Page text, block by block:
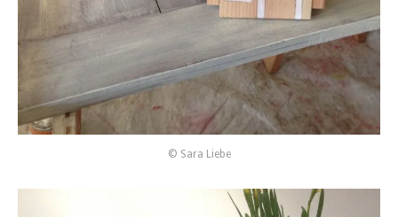
© Sara Liebe